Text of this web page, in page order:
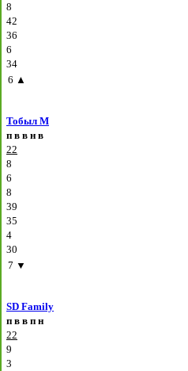
8
42
36
6
34
6 ▲
Тобыл М
п в в н в
22
8
6
8
39
35
4
30
7 ▼
SD Family
п в в п н
22
9
3